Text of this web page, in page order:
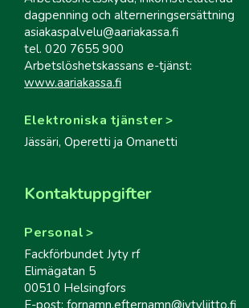
dagpenning och alterneringsersättning
asiakaspalvelu@aariakassa.fi
tel. 020 7655 900
Arbetslöshetskassans e-tjänst:
www.aariakassa.fi
Elektroniska tjänster
Jässäri, Operetti ja Omanetti
Kontaktuppgifter
Personal
Fackförbundet Jyty rf
Elimägatan 5
00510 Helsingfors